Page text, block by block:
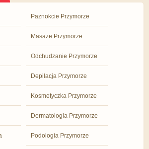
Paznokcie Przymorze
Masaże Przymorze
Odchudzanie Przymorze
Depilacja Przymorze
Kosmetyczka Przymorze
Dermatologia Przymorze
Podologia Przymorze